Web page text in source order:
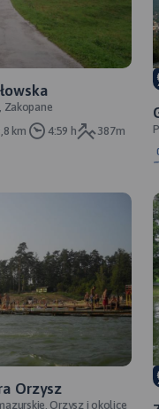
Zakopane
km 4:59 h 387m
Orzysz
Orzysz i okolice